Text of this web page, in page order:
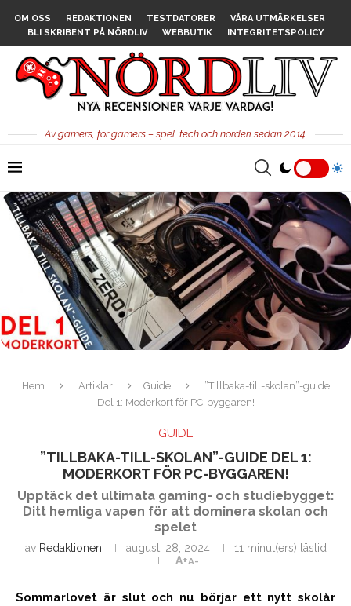
OM OSS REDAKTIONEN TESTDATORER
VÅRA UTMÄRKELSER
BLI SKRIBENT PÅ NÖRDLIV
WEBBUTIK INTEGRITETSPOLICY
Av gamers, för gamers – spel, tech och nörderi sedan 2014.
Hem Artiklar Guide
”Tillbaka-till-skolan”-guide
Del 1: Moderkort för PC-byggaren!
GUIDE
”TILLBAKA-TILL-SKOLAN”-GUIDE DEL 1:
MODERKORT FÖR PC-BYGGAREN!
Upptäck det ultimata gaming- och studiebygget:
Ditt hemliga vapen för att dominera skolan och
spelet
av Redaktionen augusti 28, 2024
11 minut(ers) lästid
A+A-
Sommarlovet är slut och nu börjar ett nytt skolår